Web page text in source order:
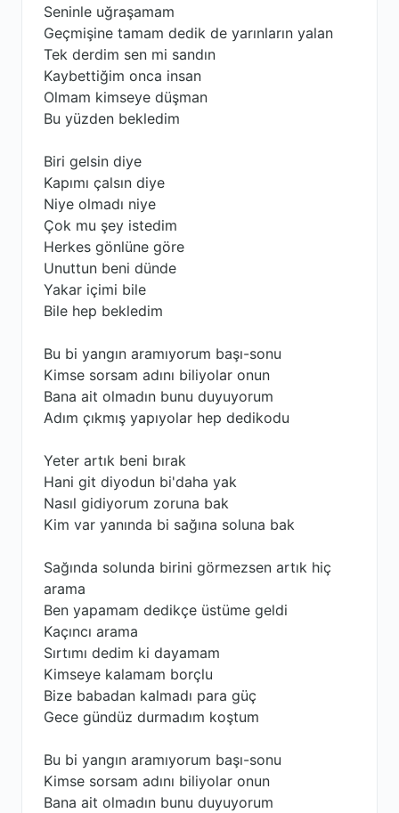
Seninle uğraşamam
Geçmişine tamam dedik de yarınların yalan
Tek derdim sen mi sandın
Kaybettiğim onca insan
Olmam kimseye düşman
Bu yüzden bekledim
Biri gelsin diye
Kapımı çalsın diye
Niye olmadı niye
Çok mu şey istedim
Herkes gönlüne göre
Unuttun beni dünde
Yakar içimi bile
Bile hep bekledim
Bu bi yangın aramıyorum başı-sonu
Kimse sorsam adını biliyolar onun
Bana ait olmadın bunu duyuyorum
Adım çıkmış yapıyolar hep dedikodu
Yeter artık beni bırak
Hani git diyodun bi'daha yak
Nasıl gidiyorum zoruna bak
Kim var yanında bi sağına soluna bak
Sağında solunda birini görmezsen artık hiç
arama
Ben yapamam dedikçe üstüme geldi
Kaçıncı arama
Sırtımı dedim ki dayamam
Kimseye kalamam borçlu
Bize babadan kalmadı para güç
Gece gündüz durmadım koştum
Bu bi yangın aramıyorum başı-sonu
Kimse sorsam adını biliyolar onun
Bana ait olmadın bunu duyuyorum